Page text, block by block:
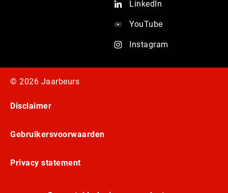
LinkedIn
YouTube
Instagram
© 2026 Jaarbeurs
Disclaimer
Gebruikersvoorwaarden
Privacy statement